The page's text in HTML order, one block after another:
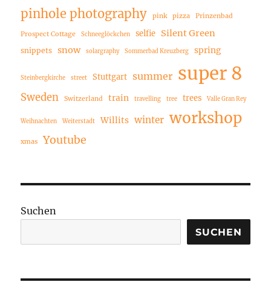
pinhole photography pink pizza Prinzenbad
Prospect Cottage Schneeglöckchen selfie Silent Green
snippets snow solargraphy Sommerbad Kreuzberg spring
Steinbergkirche street Stuttgart summer super 8
Sweden Switzerland train travelling tree trees Valle Gran Rey
Weihnachten Weiterstadt Willits winter workshop
xmas Youtube
Suchen
SUCHEN